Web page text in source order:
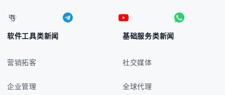
软件工具类新闻
营销拓客
企业管理
基础服务类新闻
社交媒体
全球代理